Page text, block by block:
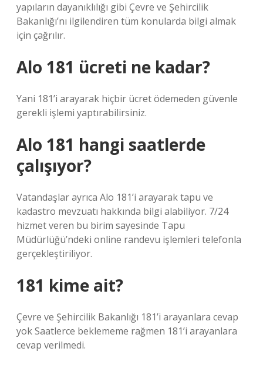
yapıların dayanıklılığı gibi Çevre ve Şehircilik
Bakanlığı’nı ilgilendiren tüm konularda bilgi almak
için çağrılır.
Alo 181 ücreti ne kadar?
Yani 181’i arayarak hiçbir ücret ödemeden güvenle
gerekli işlemi yaptırabilirsiniz.
Alo 181 hangi saatlerde
çalışıyor?
Vatandaşlar ayrıca Alo 181’i arayarak tapu ve
kadastro mevzuatı hakkında bilgi alabiliyor. 7/24
hizmet veren bu birim sayesinde Tapu
Müdürlüğü’ndeki online randevu işlemleri telefonla
gerçekleştiriliyor.
181 kime ait?
Çevre ve Şehircilik Bakanlığı 181’i arayanlara cevap
yok Saatlerce beklememe rağmen 181’i arayanlara
cevap verilmedi.